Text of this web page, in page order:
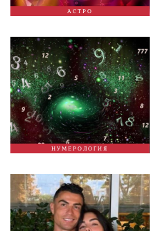
АСТРО
НУМЕРОЛОГИЯ